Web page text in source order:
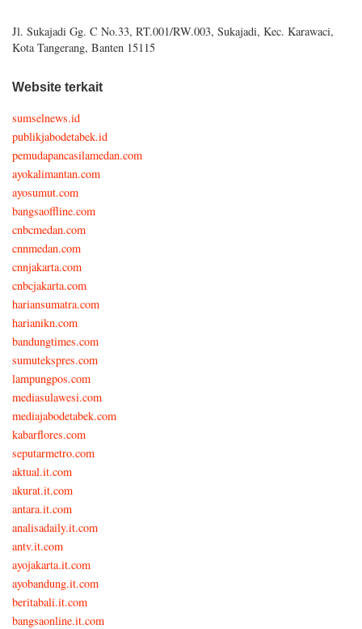
Jl. Sukajadi Gg. C No.33, RT.001/RW.003, Sukajadi, Kec. Karawaci,
Kota Tangerang, Banten 15115
Website terkait
sumselnews.id
publikjabodetabek.id
pemudapancasilamedan.com
ayokalimantan.com
ayosumut.com
bangsaoffline.com
cnbcmedan.com
cnnmedan.com
cnnjakarta.com
cnbcjakarta.com
hariansumatra.com
harianikn.com
bandungtimes.com
sumutekspres.com
lampungpos.com
mediasulawesi.com
mediajabodetabek.com
kabarflores.com
seputarmetro.com
aktual.it.com
akurat.it.com
antara.it.com
analisadaily.it.com
antv.it.com
ayojakarta.it.com
ayobandung.it.com
beritabali.it.com
bangsaonline.it.com